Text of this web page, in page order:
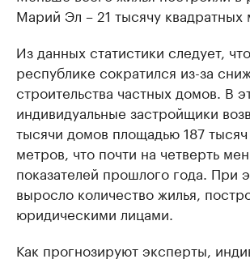
Марий Эл – 21 тысячу квадратных
Из данных статистики следует,
республике сократился из-за
строительства частных домов. В
индивидуальные застройщики
тысячи домов площадью 187
метров, что почти на четверть
показателей прошлого года. При
выросло количество жилья,
юридическими лицами.
Как прогнозируют эксперты,